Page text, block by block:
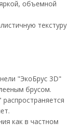
объемной
текстуру
"ЭкоБрус 3D"
брусом.
как в частном